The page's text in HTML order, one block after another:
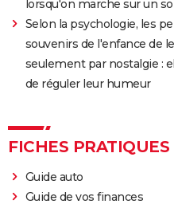
lorsqu'on marche sur un
Selon la psychologie, les
souvenirs de l'enfance de
seulement par nostalgie :
de réguler leur humeur
FICHES PRATIQUES
Guide auto
Guide de vos finances